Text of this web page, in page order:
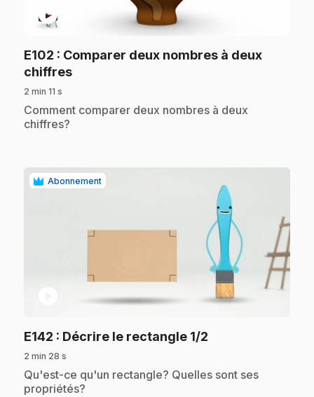
play_circle
E102 : Comparer deux nombres à deux
chiffres.
2 min 11 s
.Comment comparer deux nombres à deux
chiffres?
Abonnement
E142 : Décrire le rectangle 1/2
2 min 28 s
.Qu'est-ce qu'un rectangle? Quelles sont ses
propriétés?